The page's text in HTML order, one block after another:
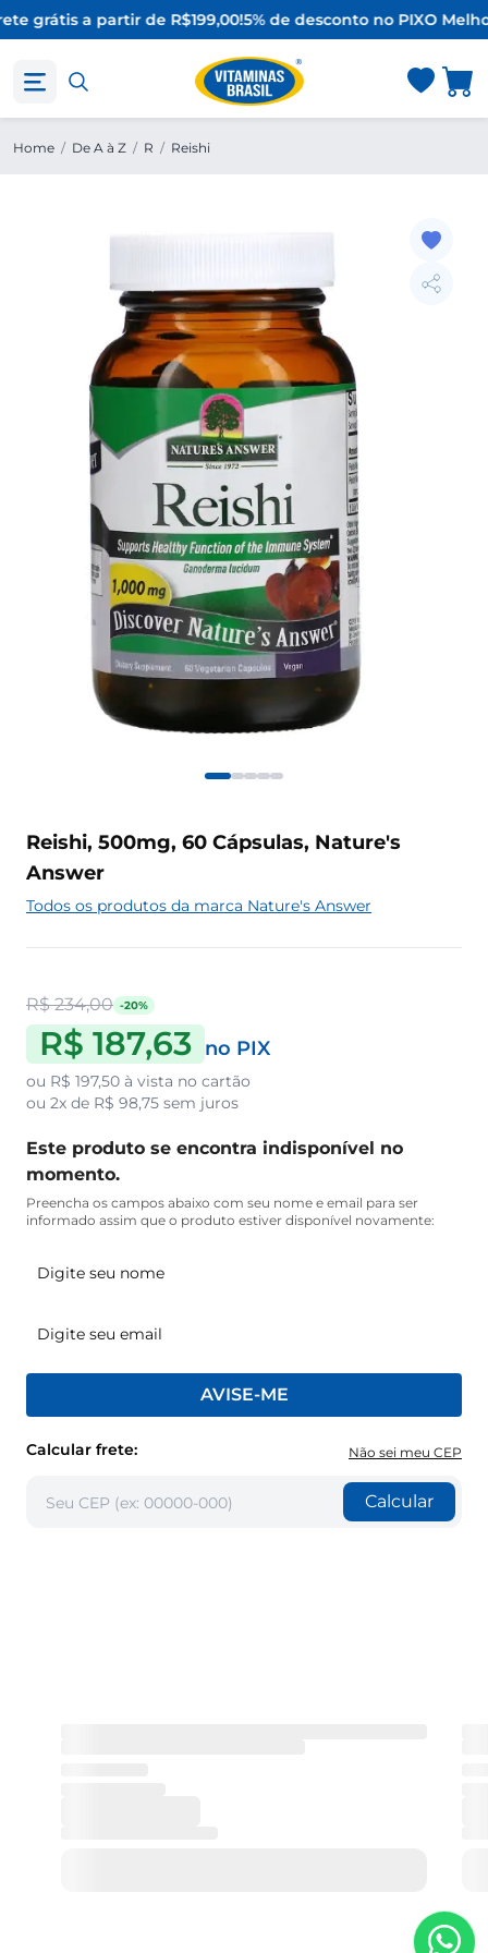
grátis a partir de R$199,00!5% de desconto no PIXO
Home / De A à Z / R / Reishi
Reishi, 500mg, 60 Cápsulas, Nature's
Answer
Todos os produtos da marca Nature's Answer
R$ 234,00 -20%
R$ 187,63 no PIX
ou R$ 197,50 à vista no cartão
ou 2x de R$ 98,75 sem juros
Este produto se encontra indisponível no
momento.
Preencha os campos abaixo com seu nome e email para ser
informado assim que o produto estiver disponível novamente:
AVISE-ME
Calcular frete: Não sei meu CEP
Calcular